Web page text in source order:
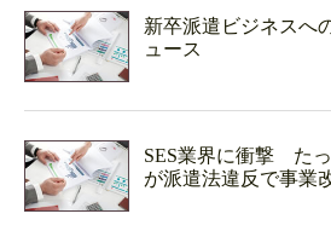
新卒派遣ビジネスへ
ュース
SES業界に衝撃 た
が派遣法違反で事業